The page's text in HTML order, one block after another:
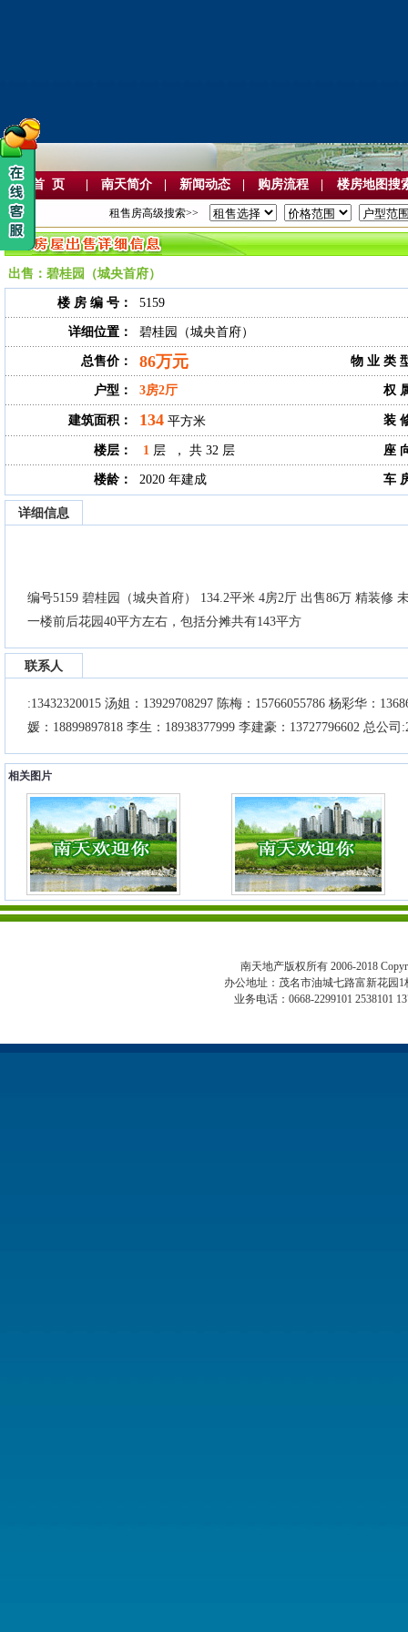
首 页 南天简介 新闻动态 购房流程 楼房地图搜
租售房高级搜索>>
出售：碧桂园（城央首府）
楼 房 编 号： 5159
详细位置： 碧桂园（城央首府）
总售价： 86万元 物 业 类
户型： 3房2厅 权
建筑面积： 134 平方米 装
楼层： 1 层 ， 共 32 层 座
楼龄： 2020 年建成 车
详细信息
编号5159 碧桂园（城央首府） 134.2平米 4房2厅 出售86万 精装修
一楼前后花园40平方左右，包括分摊共有143平方
联系人
:13432320015 汤姐：13929708297 陈梅：15766055786 杨彩华：
媛：18899897818 李生：18938377999 李建豪：13727796602 总公司
相关图片
南天地产版权所有 2006-2018
办公地址：茂名市油城七路富新花园
业务电话：0668-2299101 2538101